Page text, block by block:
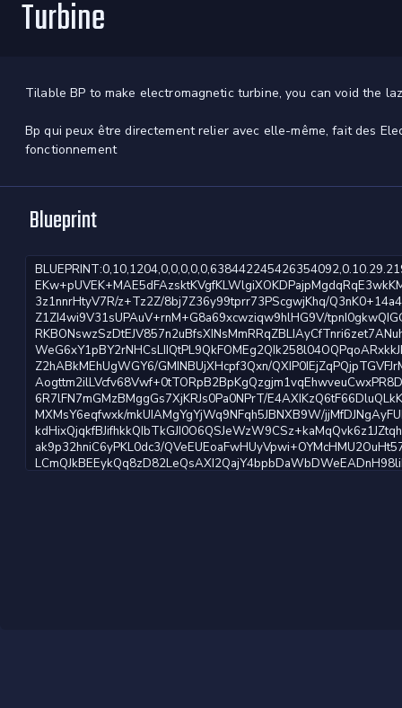
Turbine
Tilable BP to make electromagnetic turbine, you can void the
Bp qui peux être directement relier avec elle-même, fait des
fonctionnement
Blueprint